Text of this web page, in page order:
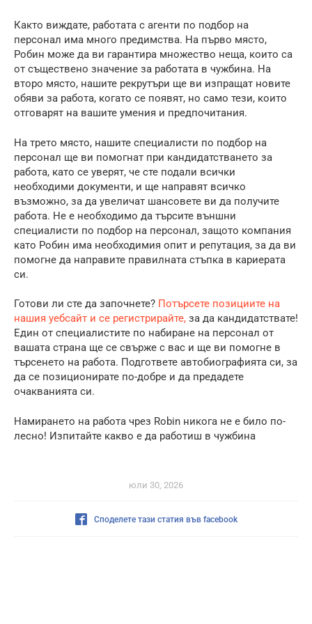
Както виждате, работата с агенти по подбор на
персонал има много предимства. На първо място,
Робин може да ви гарантира множество неща, които са
от съществено значение за работата в чужбина. На
второ място, нашите рекрутъри ще ви изпращат новите
обяви за работа, когато се появят, но само тези, които
отговарят на вашите умения и предпочитания.
На трето място, нашите специалисти по подбор на
персонал ще ви помогнат при кандидатстването за
работа, като се уверят, че сте подали всички
необходими документи, и ще направят всичко
възможно, за да увеличат шансовете ви да получите
работа. Не е необходимо да търсите външни
специалисти по подбор на персонал, защото компания
като Робин има необходимия опит и репутация, за да ви
помогне да направите правилната стъпка в кариерата
си.
Готови ли сте да започнете? Потърсете позициите на
нашия уебсайт и се регистрирайте, за да кандидатствате!
Един от специалистите по набиране на персонал от
вашата страна ще се свърже с вас и ще ви помогне в
търсенето на работа. Подгответе автобиографията си, за
да се позиционирате по-добре и да предадете
очакванията си.
Намирането на работа чрез Robin никога не е било по-
лесно! Изпитайте какво е да работиш в чужбина
юли 30, 2026
Споделете тази статия във facebook